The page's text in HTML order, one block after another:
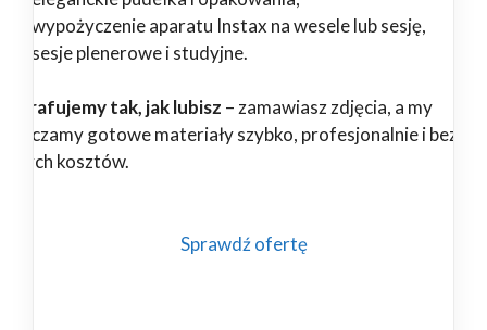
wypożyczenie aparatu Instax na wesele lub sesję,
sesje plenerowe i studyjne.
tak, jak lubisz – zamawiasz zdjęcia, a my
gotowe materiały szybko, profesjonalnie i bez
kosztów.
Sprawdź ofertę